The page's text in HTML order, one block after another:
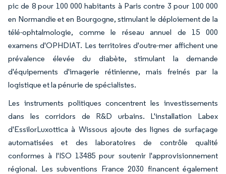
pic de 8 pour 100 000 habitants à Paris contre 3 pour 100 000
en Normandie et en Bourgogne, stimulant le déploiement de la
télé-ophtalmologie, comme le réseau annuel de 15 000
examens d'OPHDIAT. Les territoires d'outre-mer affichent une
prévalence élevée du diabète, stimulant la demande
d'équipements d'imagerie rétinienne, mais freinés par la
logistique et la pénurie de spécialistes.
Les instruments politiques concentrent les investissements
dans les corridors de R&D urbains. L'installation Labex
d'EssilorLuxottica à Wissous ajoute des lignes de surfaçage
automatisées et des laboratoires de contrôle qualité
conformes à l'ISO 13485 pour soutenir l'approvisionnement
régional. Les subventions France 2030 financent également